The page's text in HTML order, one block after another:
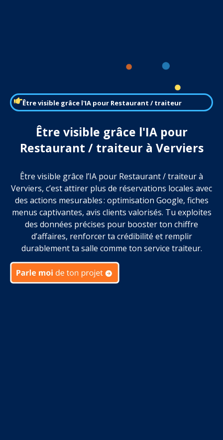
Être visible grâce l'IA pour Restaurant / traiteur
Être visible grâce l'IA pour
Restaurant / traiteur à Verviers
Être visible grâce l’IA pour Restaurant / traiteur à
Verviers, c’est attirer plus de réservations locales avec
des actions mesurables : optimisation Google, fiches
menus captivantes, avis clients valorisés. Tu exploites
des données précises pour booster ton chiffre
d’affaires, renforcer ta crédibilité et remplir
durablement ta salle comme ton service traiteur.